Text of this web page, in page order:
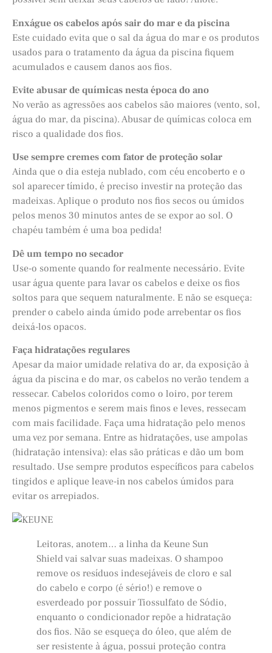
Enxágue os cabelos após sair do mar e da piscina
Este cuidado evita que o sal da água do mar e os produtos
usados para o tratamento da água da piscina fiquem
acumulados e causem danos aos fios.
Evite abusar de químicas nesta época do ano
No verão as agressões aos cabelos são maiores (vento, sol,
água do mar, da piscina). Abusar de químicas coloca em
risco a qualidade dos fios.
Use sempre cremes com fator de proteção solar
Ainda que o dia esteja nublado, com céu encoberto e o
sol aparecer tímido, é preciso investir na proteção das
madeixas. Aplique o produto nos fios secos ou úmidos
pelos menos 30 minutos antes de se expor ao sol. O
chapéu também é uma boa pedida!
Dê um tempo no secador
Use-o somente quando for realmente necessário. Evite
usar água quente para lavar os cabelos e deixe os fios
soltos para que sequem naturalmente. E não se esqueça:
prender o cabelo ainda úmido pode arrebentar os fios
deixá-los opacos.
Faça hidratações regulares
Apesar da maior umidade relativa do ar, da exposição à
água da piscina e do mar, os cabelos no verão tendem a
ressecar. Cabelos coloridos como o loiro, por terem
menos pigmentos e serem mais finos e leves, ressecam
com mais facilidade. Faça uma hidratação pelo menos
uma vez por semana. Entre as hidratações, use ampolas
(hidratação intensiva): elas são práticas e dão um bom
resultado. Use sempre produtos específicos para cabelos
tingidos e aplique leave-in nos cabelos úmidos para
evitar os arrepiados.
Leitoras, anotem… a linha da Keune Sun
Shield vai salvar suas madeixas. O shampoo
remove os resíduos indesejáveis de cloro e sal
do cabelo e corpo (é sério!) e remove o
esverdeado por possuir Tiossulfato de Sódio,
enquanto o condicionador repõe a hidratação
dos fios. Não se esqueça do óleo, que além de
ser resistente à água, possui proteção contra